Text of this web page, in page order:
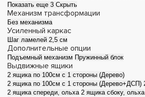
Мягкие для детей
Показать еще 3 Скрыть
Механизм трансформации
Без механизма
Усиленный каркас
Шаг ламелей 2,5 см
Дополнительные опции
Подъемный механизм Пружинный блок
Выдвижные ящики
2 ящика по 100см с 1 стороны (Дерево)
2 ящика по 100см с 1 стороны (Дерево+ДСП)
2 ящика спереди, ольха 2 ящика сбоку, ольха